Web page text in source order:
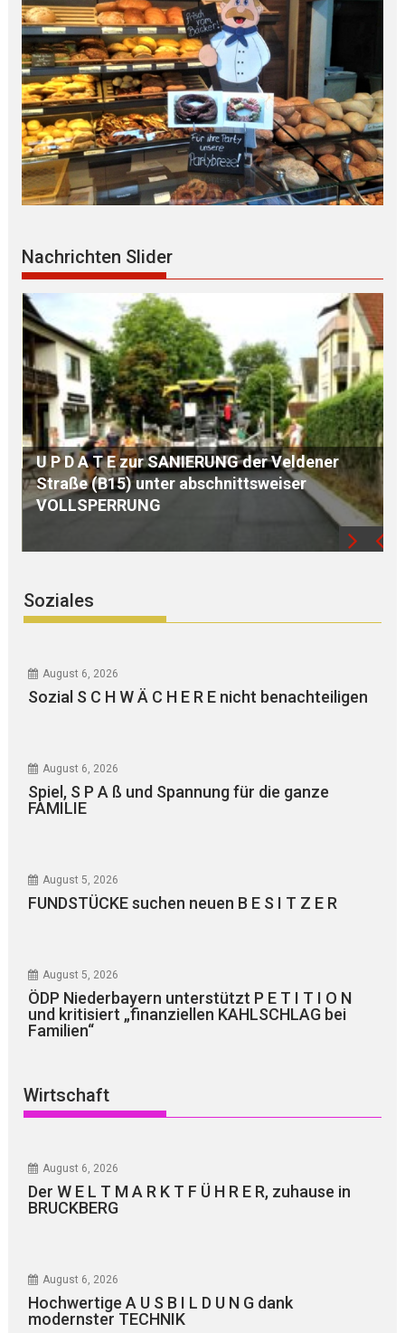
Nachrichten Slider
S E G N U N G des WEGKREUZES am
Birkenberg
Soziales
August 6, 2026
Sozial S C H W Ä C H E R E nicht benachteiligen
August 6, 2026
Spiel, S P A ß und Spannung für die ganze
FAMILIE
August 5, 2026
FUNDSTÜCKE suchen neuen B E S I T Z E R
August 5, 2026
ÖDP Niederbayern unterstützt P E T I T I O N
und kritisiert „finanziellen KAHLSCHLAG bei
Familien“
Wirtschaft
August 6, 2026
Der W E L T M A R K T F Ü H R E R, zuhause in
BRUCKBERG
August 6, 2026
Hochwertige A U S B I L D U N G dank
modernster TECHNIK